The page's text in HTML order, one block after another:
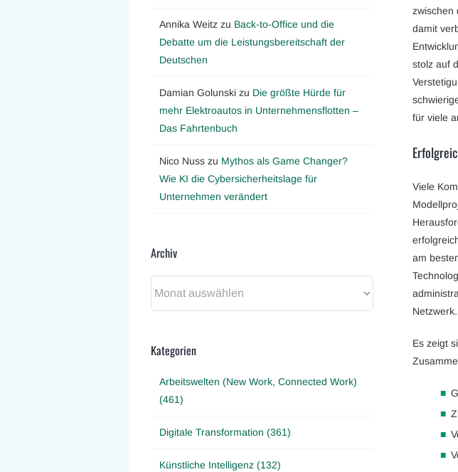
zwischen
damit
stolz auf
für viele
Viele
am
Netzwerk.
Es zeigt
Annika Weitz zu Back-to-Office und die
Debatte um die Leistungsbereitschaft der
Deutschen
Damian Golunski zu Die größte Hürde für
mehr Elektroautos in Unternehmensflotten –
Das Fahrtenbuch
Nico Nuss zu Mythos als Game Changer?
Wie KI die Cybersicherheitslage für
Unternehmen verändert
Archiv
Kategorien
Arbeitswelten (New Work, Connected Work)
(461)
Digitale Transformation (361)
Künstliche Intelligenz (132)